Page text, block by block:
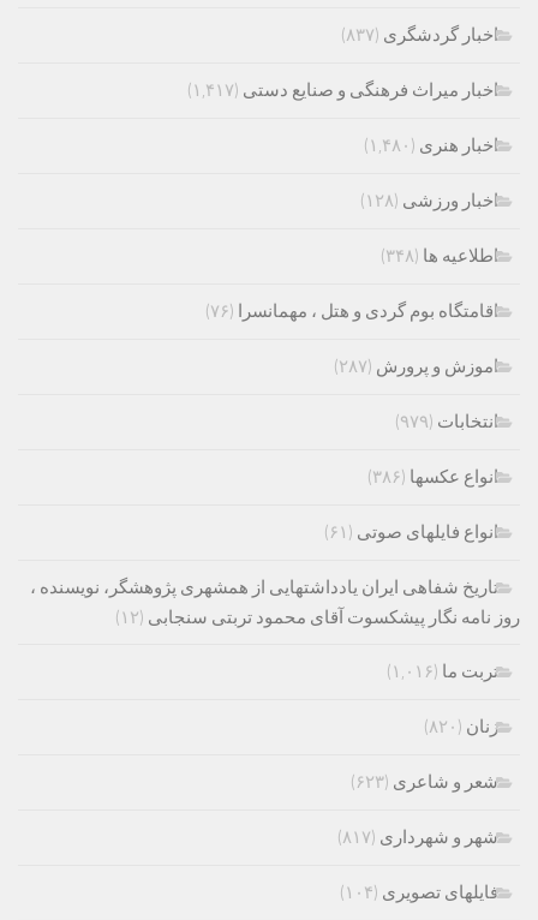
اخبار گردشگری (۸۳۷)
اخبار میراث فرهنگی و صنایع دستی (۱,۴۱۷)
اخبار هنری (۱,۴۸۰)
اخبار ورزشی (۱۲۸)
اطلاعیه ها (۳۴۸)
اقامتگاه بوم گردی و هتل ، مهمانسرا (۷۶)
اموزش و پرورش (۲۸۷)
انتخابات (۹۷۹)
انواع عکسها (۳۸۶)
انواع فایلهای صوتی (۶۱)
تاریخ شفاهی ایران یادداشتهایی از همشهری پژوهشگر، نویسنده ،
روز نامه نگار پیشکسوت آقای محمود تربتی سنجابی (۱۲)
تربت ما (۱,۰۱۶)
زنان (۸۲۰)
شعر و شاعری (۶۲۳)
شهر و شهرداری (۸۱۷)
فایلهای تصویری (۱۰۴)